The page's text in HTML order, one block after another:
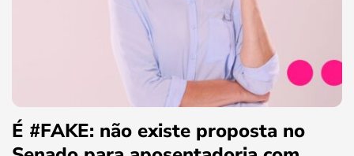
É #FAKE: não existe proposta no